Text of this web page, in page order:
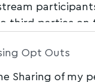
third parties on
Opt Outs
Sharing of my